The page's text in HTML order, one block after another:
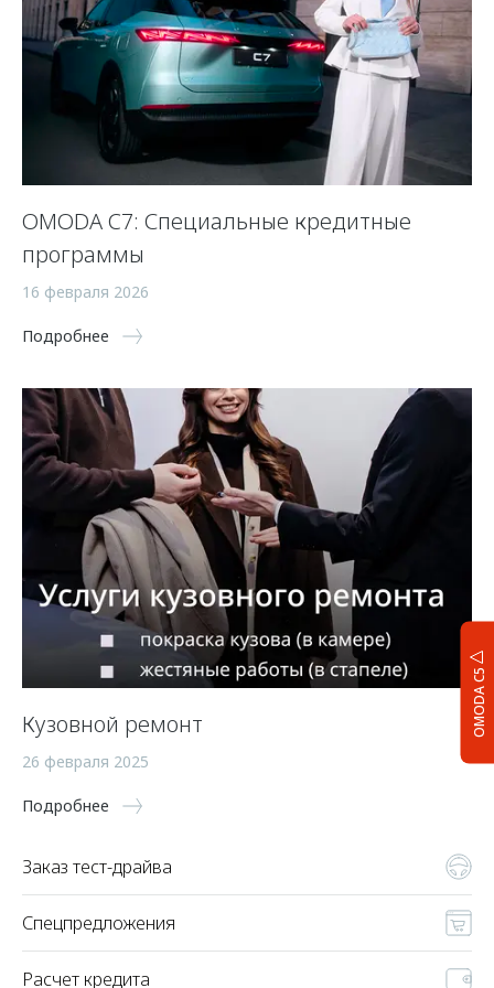
OMODA C5
OMODA C7: Специальные кредитные
программы
16 февраля 2026
Подробнее
Кузовной ремонт
26 февраля 2025
Подробнее
Заказ тест-драйва
Спецпредложения
Расчет кредита